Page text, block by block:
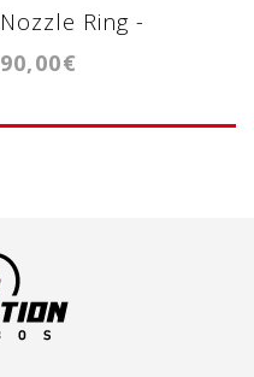
Nozzle Ring -
Geometria -
90,00€